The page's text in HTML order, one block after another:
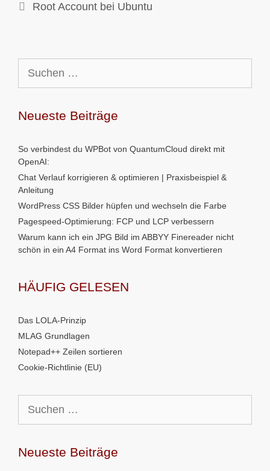
Root Account bei Ubuntu
nach:
Neueste Beiträge
So verbindest du WPBot von QuantumCloud direkt mit
OpenAI:
Chat Verlauf korrigieren & optimieren | Praxisbeispiel &
Anleitung
WordPress CSS Bilder hüpfen und wechseln die Farbe
Pagespeed-Optimierung: FCP und LCP verbessern
Warum kann ich ein JPG Bild im ABBYY Finereader nicht
schön in ein A4 Format ins Word Format konvertieren
HÄUFIG GELESEN
Das LOLA-Prinzip
MLAG Grundlagen
Notepad++ Zeilen sortieren
Cookie-Richtlinie (EU)
nach:
Neueste Beiträge